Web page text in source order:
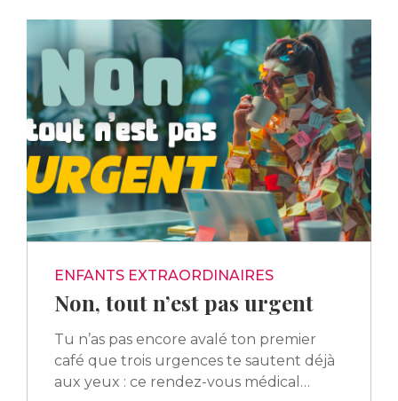
ENFANTS EXTRAORDINAIRES
Non, tout n’est pas urgent
Tu n’as pas encore avalé ton premier
café que trois urgences te sautent déjà
aux yeux : ce rendez-vous médical…